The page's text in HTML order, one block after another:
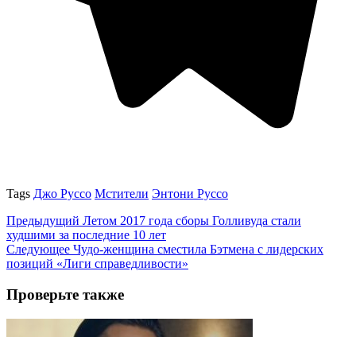
Tags Джо Руссо Мстители Энтони Руссо
Предыдущий Летом 2017 года сборы Голливуда стали
худшими за последние 10 лет
Следующее Чудо-женщина сместила Бэтмена с лидерских
позиций «Лиги справедливости»
Проверьте также